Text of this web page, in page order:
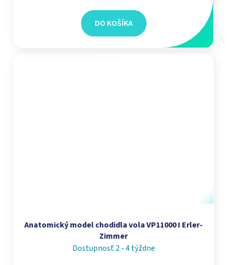
DO KOŠÍKA
Anatomický model chodidla vola VP11000 I Erler-
Zimmer
Dostupnosť 2 - 4 týždne